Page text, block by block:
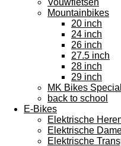
Vouwfietsen
Mountainbikes
20 inch
24 inch
26 inch
27.5 inch
28 inch
29 inch
MK Bikes
back to school
E-Bikes
Elektrische
Elektrische
Elektrische